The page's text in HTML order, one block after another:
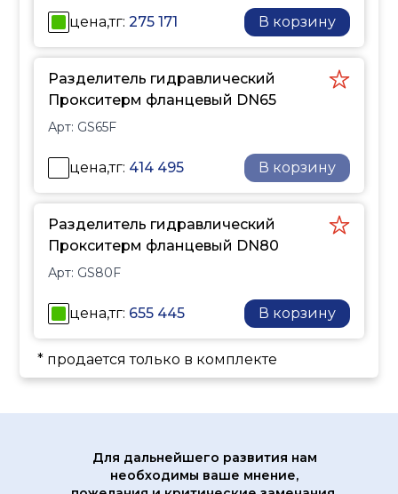
и другое навесное
оборудование.
цена,тг:275 171 В корзину
Разделитель гидравлический
Прокситерм фланцевый DN65
Арт: GS65F
цена,тг: 414 495 В корзину
Разделитель гидравлический
Прокситерм фланцевый DN80
Арт: GS80F
цена,тг: 655 445 В корзину
* продается только в комплекте
Для дальнейшего развития нам
необходимы ваше мнение,